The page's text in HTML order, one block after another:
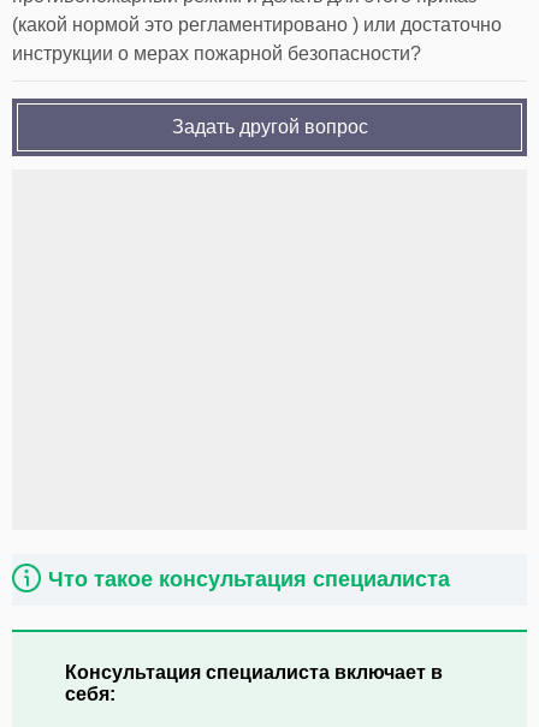
(какой нормой это регламентировано ) или достаточно
инструкции о мерах пожарной безопасности?
Задать другой вопрос
Что такое консультация специалиста
Консультация специалиста включает в
себя: